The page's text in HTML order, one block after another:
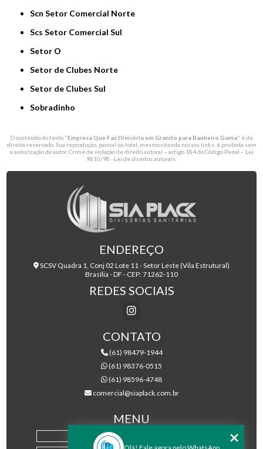
Scn Setor Comercial Norte
Scs Setor Comercial Sul
Setor O
Setor de Clubes Norte
Setor de Clubes Sul
Sobradinho
O conteúdo do texto "Empresa Que Faz Divisória em Granito para Banheiro Gama" é de
direito reservado. Sua reprodução, parcial ou total, mesmo citando nossos links, é proibida sem
a autorização do autor. Crime de violação de direito autoral – artigo 184 do Código Penal – Lei
9610/98 - Lei de direitos autorais
ENDEREÇO
SCSV Quadra 1, Conj 02 Lote 11 - Setor Leste (Vila Estrutural)
Brasília - DF - CEP: 71262-110
REDES SOCIAIS
CONTATO
(61) 98479-1944
(61) 98376-0515
(61) 98596-4748
comercial@siaplack.com.br
MENU
Olá! Fale agora pelo WhatsApp